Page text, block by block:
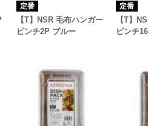
定番
【T】NSR 毛布ハンガー
ピンチ2P ブルー
定番
【T】
ピンチ